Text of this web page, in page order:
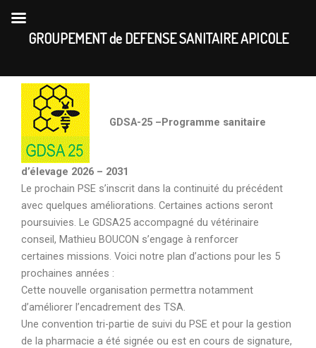
content
GDSA-25 –Programme sanitaire
d’élevage 2026 – 2031
Le prochain PSE s’inscrit dans la continuité du précédent
avec quelques améliorations. Certaines actions seront
poursuivies. Le GDSA25 accompagné du vétérinaire
conseil, Mathieu BOUCON s’engage à renforcer
certaines missions. Voici notre plan d’actions pour les 5
prochaines années :
Cette nouvelle organisation permettra notamment
d’améliorer l’encadrement des TSA.
Une convention tri-partie de suivi du PSE et pour la gestion
de la pharmacie a été signée ou est en cours de signature,
GROUPEMENT de DEFENSE SANITAIRE APICOLE